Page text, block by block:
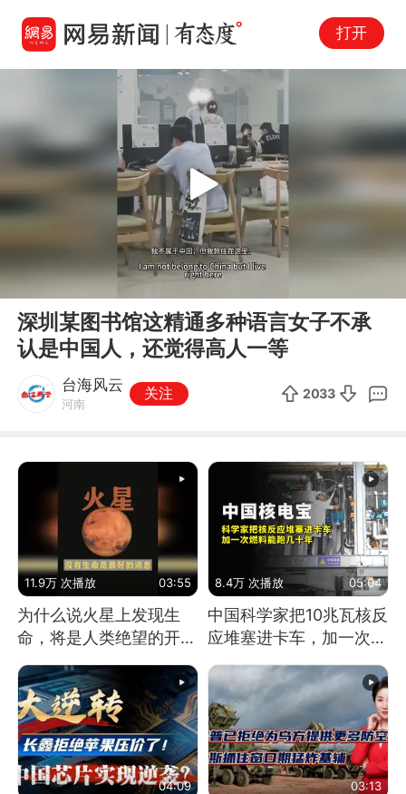
打开
Play
深圳某图书馆这精通多种语言女子不承
认是中国人，还觉得高人一等
台海风云
河南
关注 2033
11.9万 次播放 03:55
为什么说火星上发现生
命，将是人类绝望的开
始？
8.4万 次播放 05:04
中国科学家把10兆瓦核反
应堆塞进卡车，加一次燃
料能跑几十年
04:09 03:13